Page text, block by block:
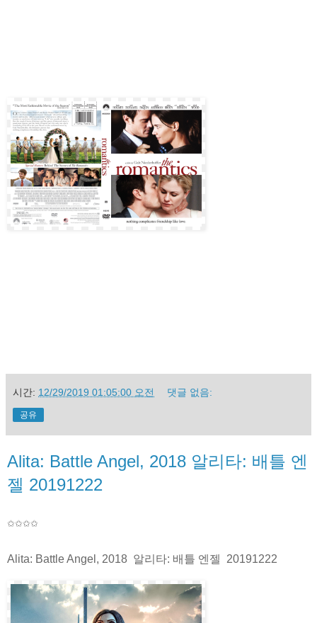
시간: 12/29/2019 01:05:00 오전 댓글 없음:
공유
Alita: Battle Angel, 2018 알리타: 배틀 엔
젤 20191222
✩✩✩✩
Alita: Battle Angel, 2018 알리타: 배틀 엔젤 20191222